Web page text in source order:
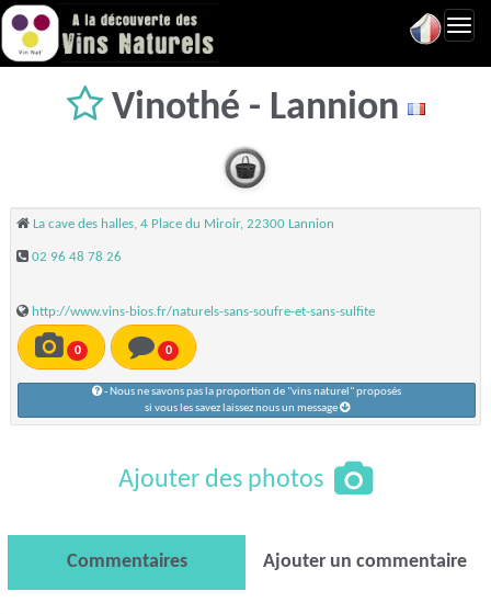
Vinothé - Lannion
La cave des halles, 4 Place du Miroir, 22300 Lannion
02 96 48 78 26
http://www.vins-bios.fr/naturels-sans-soufre-et-sans-sulfite
0 0
- Nous ne savons pas la proportion de "vins naturel" proposés
si vous les savez laissez nous un message
Ajouter des photos
Commentaires Ajouter un commentaire